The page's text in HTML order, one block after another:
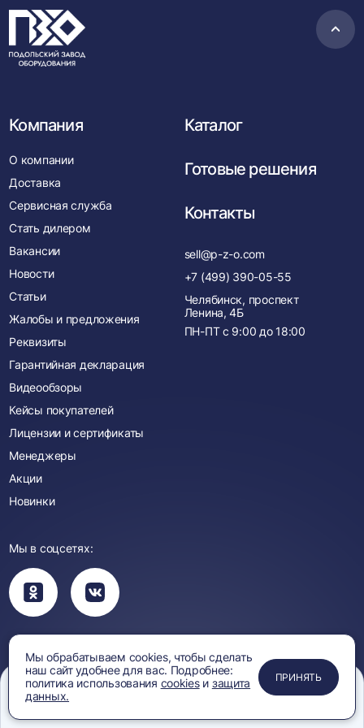
ПРИМЕНИТЬ
ЗАКРЫТЬ
ЗАКРЫТЬ
ЗАКРЫТЬ
Мы обрабатываем cookies, чтобы сделать
наш сайт удобнее для вас. Подробнее:
политика использования cookiesи защита
данных.
ПРИНЯТЬ
в
Компания
О компании
Доставка
Сервисная служба
Стать дилером
Вакансии
Новости
Статьи
Жалобы и предложения
Реквизиты
Гарантийная декларация
Видеообзоры
Кейсы покупателей
Лицензии и сертификаты
Менеджеры
Акции
Новинки
Каталог
Готовые решения
Контакты
sell@p-z-o.com
+7 (499) 390-05-55
Челябинск, проспект
Ленина, 4Б
ПН-ПТ с 9:00 до 18:00
Мы в соцсетях:
Вы
перейдете
в
группу
Вы
перейдете
в
группу
Смотрите видео:
перейдете
канал
на
на
на